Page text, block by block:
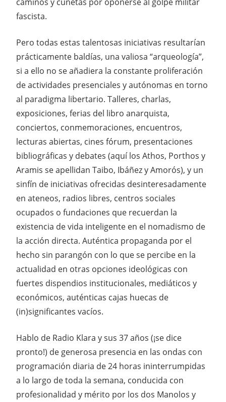
fascista.
Pero todas estas talentosas iniciativas resultarían
prácticamente baldías, una valiosa “arqueología”,
si a ello no se añadiera la constante proliferación
de actividades presenciales y autónomas en torno
al paradigma libertario. Talleres, charlas,
exposiciones, ferias del libro anarquista,
conciertos, conmemoraciones, encuentros,
lecturas abiertas, cines fórum, presentaciones
bibliográficas y debates (aquí los Athos, Porthos y
Aramis se apellidan Taibo, Ibáñez y Amorós), y un
sinfín de iniciativas ofrecidas desinteresadamente
en ateneos, radios libres, centros sociales
ocupados o fundaciones que recuerdan la
existencia de vida inteligente en el nomadismo de
la acción directa. Auténtica propaganda por el
hecho sin parangón con lo que se percibe en la
actualidad en otras opciones ideológicas con
fuertes dispendios institucionales, mediáticos y
económicos, auténticas cajas huecas de
(in)significantes vacíos.
Hablo de Radio Klara y sus 37 años (¡se dice
pronto!) de generosa presencia en las ondas con
programación diaria de 24 horas ininterrumpidas
a lo largo de toda la semana, conducida con
profesionalidad y mérito por los dos Manolos y